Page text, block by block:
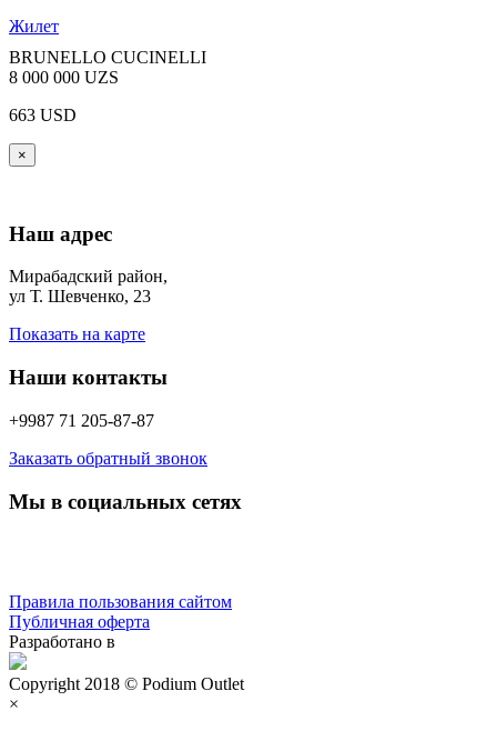
Жилет
BRUNELLO CUCINELLI
8 000 000 UZS
663 USD
×
Наш адрес
Мирабадский район,
ул Т. Шевченко, 23
Показать на карте
Наши контакты
+9987 71 205-87-87
Заказать обратный звонок
Мы в социальных сетях
Правила пользования сайтом
Публичная оферта
Разработано в
Copyright 2018 © Podium Outlet
×